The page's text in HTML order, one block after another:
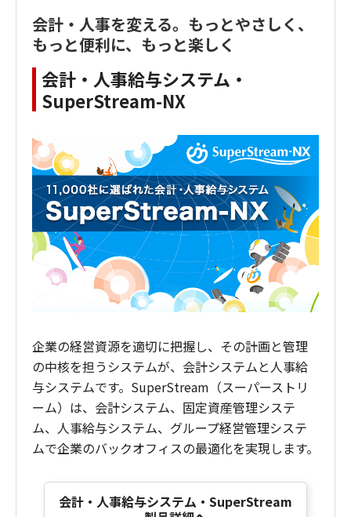
会計・人事を変える。もっとやさしく、
もっと便利に、もっと楽しく
会計・人事給与システム・
SuperStream-NX
企業の経営資源を適切に把握し、その計画と管理
の中核を担うシステムが、会計システムと人事給
与システムです。SuperStream（スーパーストリ
ーム）は、会計システム、固定資産管理システ
ム、人事給与システム、グループ経営管理システ
ムで企業のバックオフィスの最適化を実現します。
会計・人事給与システム・SuperStream